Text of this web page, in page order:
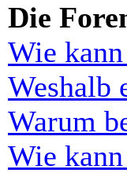
Die
Wie
Weshalb
Warum
Wie